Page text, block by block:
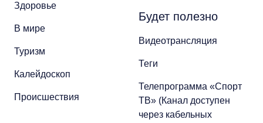
Здоровье
В мире
Туризм
Калейдоскоп
Происшествия
Будет полезно
Видеотрансляция
Теги
Телепрограмма «Спорт
ТВ» (Канал доступен
через кабельных